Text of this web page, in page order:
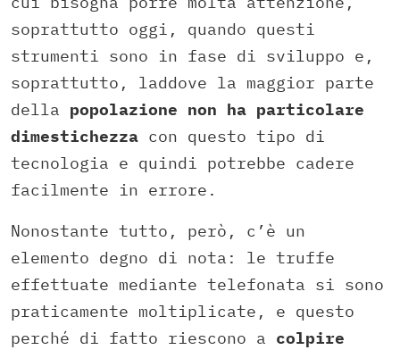
soprattutto oggi, quando questi
strumenti sono in fase di sviluppo e,
soprattutto, laddove la maggior parte
della popolazione non ha particolare
dimestichezza con questo tipo di
tecnologia e quindi potrebbe cadere
facilmente in errore.
Nonostante tutto, però, c’è un
elemento degno di nota: le truffe
effettuate mediante telefonata si sono
praticamente moltiplicate, e questo
perché di fatto riescono a colpire